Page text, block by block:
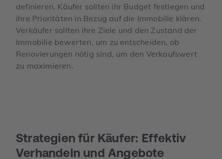
definieren. Käufer sollten ihr Budget festlegen und
ihre Prioritäten in Bezug auf die Immobilie klären.
Verkäufer sollten ihre Ziele und den Zustand der
Immobilie bewerten, um zu entscheiden, ob
Renovierungen nötig sind, um den Verkaufswert
zu maximieren.
Strategien für Käufer: Effektiv
Verhandeln und Angebote